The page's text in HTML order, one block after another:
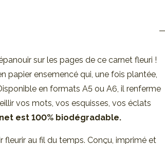
sur les pages de ce carnet fleuri !
papier ensemencé qui, une fois plantée,
en formats A5 ou A6, il renferme
vos mots, vos esquisses, vos éclats
est 100% biodégradable.
fleurir au fil du temps. Conçu, imprimé et